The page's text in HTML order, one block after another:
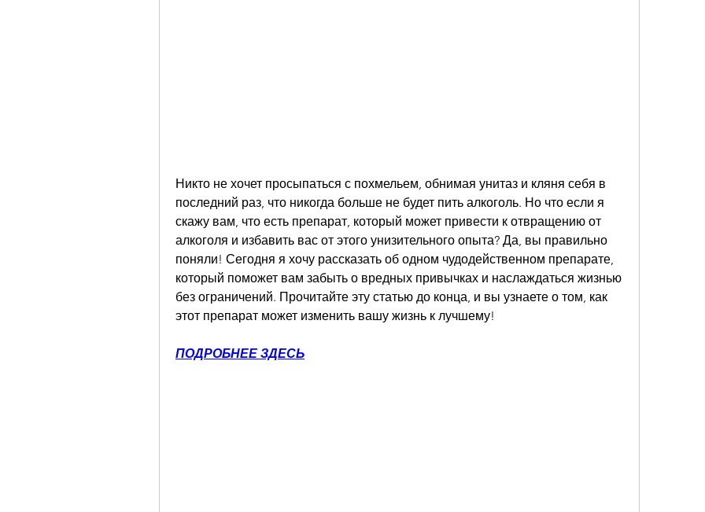
Никто не хочет просыпаться с похмельем, обнимая унитаз и кляня себя в
последний раз, что никогда больше не будет пить алкоголь. Но что если я
скажу вам, что есть препарат, который может привести к отвращению от
алкоголя и избавить вас от этого унизительного опыта? Да, вы правильно
поняли! Сегодня я хочу рассказать об одном чудодейственном препарате,
который поможет вам забыть о вредных привычках и наслаждаться жизнью
без ограничений. Прочитайте эту статью до конца, и вы узнаете о том, как
этот препарат может изменить вашу жизнь к лучшему!
ПОДРОБНЕЕ ЗДЕСЬ